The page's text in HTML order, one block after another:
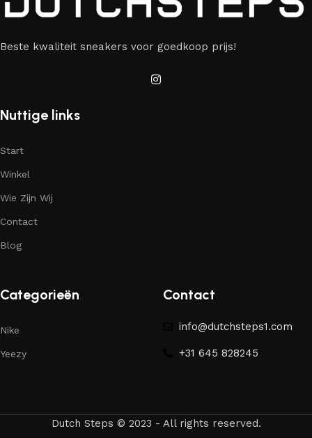
Beste kwaliteit sneakers voor goedkoop prijs!
Nuttige links
Start
Winkel
Wie Zijn Wij
Contact
Blog
Categorieën
Nike
Yeezy
Contact
info@dutchsteps1.com
+31 645 828245
Dutch Steps © 2023 - All rights reserved.